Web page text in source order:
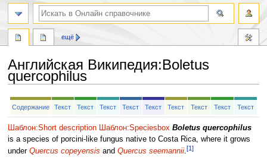
Английская Википедия:Boletus
quercophilus
Перейти
Перейти
Содержание Текст Текст Текст Текст Текст Текст Текст Текст Текст
Шаблон:Short description Шаблон:Speciesbox Boletus quercophilus
is a species of porcini-like fungus native to Costa Rica, where it grows
under Quercus copeyensis and Quercus seemannii.[1]
ещё